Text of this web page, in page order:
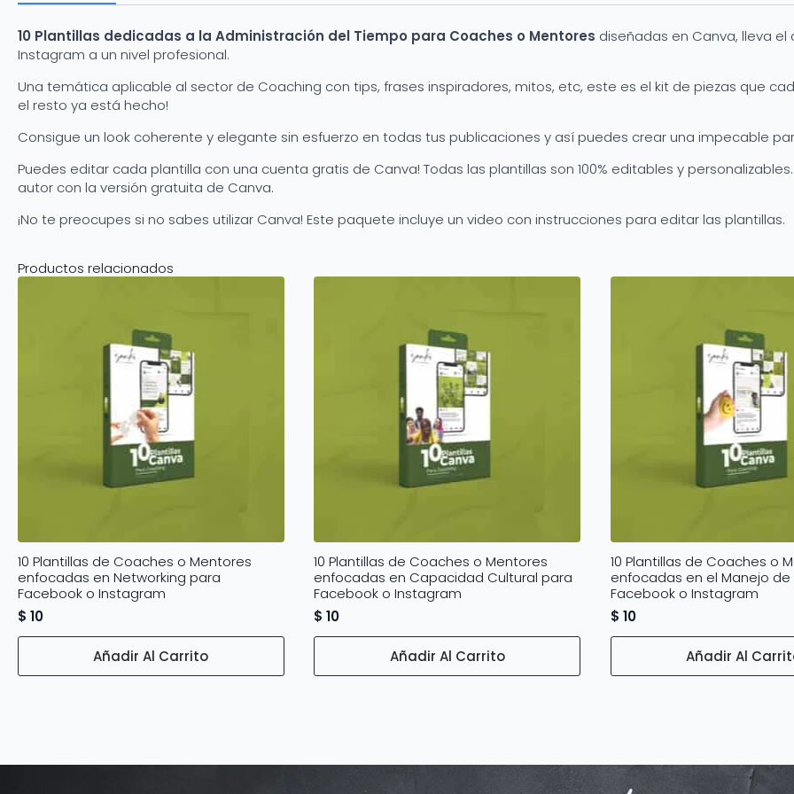
10 Plantillas dedicadas a la Administración del Tiempo para Coaches o Mentores diseñadas en Canva, lleva
Instagram a un nivel profesional.
Una temática aplicable al sector de Coaching con tips, frases inspiradores, mitos, etc, este es el kit de piezas que
el resto ya está hecho!
Consigue un look coherente y elegante sin esfuerzo en todas tus publicaciones y así puedes crear una impecable
Puedes editar cada plantilla con una cuenta gratis de Canva! Todas las plantillas son 100% editables y
autor con la versión gratuita de Canva.
¡No te preocupes si no sabes utilizar Canva! Este paquete incluye un video con instrucciones para editar las plantillas.
Productos relacionados
10 Plantillas de Coaches o Mentores
enfocadas en Networking para
Facebook o Instagram
$ 10
Añadir Al Carrito
10 Plantillas de Coaches o Mentores
enfocadas en Capacidad Cultural para
Facebook o Instagram
$ 10
Añadir Al Carrito
10 Plantillas de Coaches o
enfocadas en el Manejo de
Facebook o Instagram
$ 10
Añadir Al